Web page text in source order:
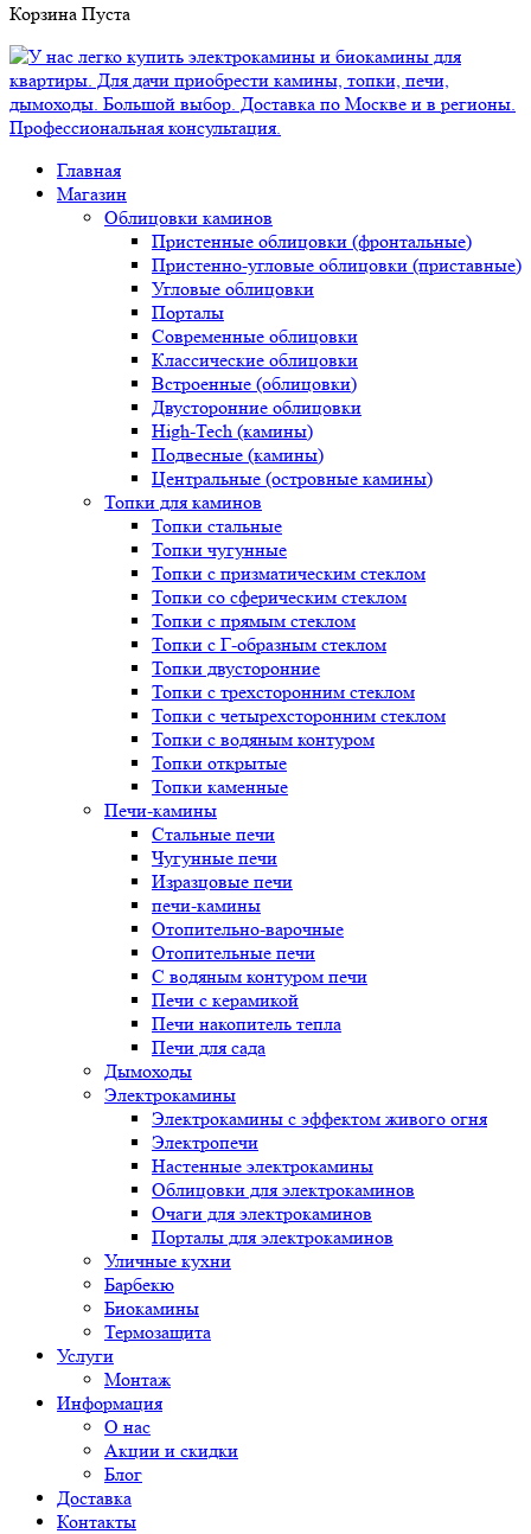
Корзина Пуста
Главная
Магазин
Облицовки каминов
Пристенные облицовки (фронтальные)
Пристенно-угловые облицовки (приставные)
Угловые облицовки
Порталы
Современные облицовки
Классические облицовки
Встроенные (облицовки)
Двусторонние облицовки
High-Tech (камины)
Подвесные (камины)
Центральные (островные камины)
Топки для каминов
Топки стальные
Топки чугунные
Топки с призматическим стеклом
Топки со сферическим стеклом
Топки с прямым стеклом
Топки с Г-образным стеклом
Топки двусторонние
Топки с трехсторонним стеклом
Топки с четырехсторонним стеклом
Топки с водяным контуром
Топки открытые
Топки каменные
Печи-камины
Стальные печи
Чугунные печи
Изразцовые печи
печи-камины
Отопительно-варочные
Отопительные печи
С водяным контуром печи
Печи с керамикой
Печи накопитель тепла
Печи для сада
Дымоходы
Электрокамины
Электрокамины с эффектом живого огня
Электропечи
Настенные электрокамины
Облицовки для электрокаминов
Очаги для электрокаминов
Порталы для электрокаминов
Уличные кухни
Барбекю
Биокамины
Термозащита
Услуги
Монтаж
Информация
О нас
Акции и скидки
Блог
Доставка
Контакты